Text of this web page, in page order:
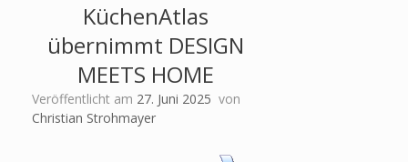
KüchenAtlas
übernimmt DESIGN
MEETS HOME
Veröffentlicht am 27. Juni 2025 von
Christian Strohmayer